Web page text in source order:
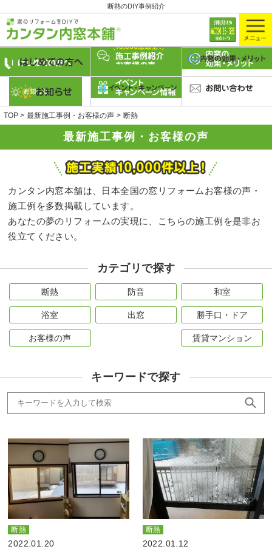
断熱のDIY事例紹介
最新施工事例・お客様の声
TOP 最新施工事例・お客様の声 断熱
カンタン内窓本舗は、日本全国の窓リフォームお客様の声・
施工例を多数掲載しています。
あなたの夢のリフォームの実現に、こちらの施工例を是非お
役立てください。
カテゴリで探す
断熱 防音 和室
浴室 出窓 勝手口・ドア
お客様の声 賃貸マンション
キーワードで探す
断熱
2022.01.20
断熱
2022.01.12